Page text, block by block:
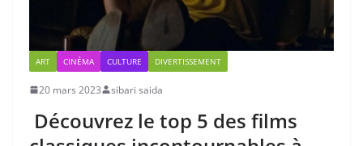
ART CINÉMA CULTURE DIVERTISSEMENT
20 mars 2023 sibari saida
Découvrez le top 5 des films